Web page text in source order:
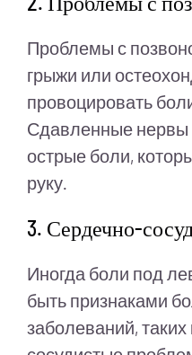
Проблемы с
грыжи или
провоцировать
Сдавленные нервы
острые боли,
руку.
3. Сердечно-
Иногда боли под
быть признаками
заболеваний, таких